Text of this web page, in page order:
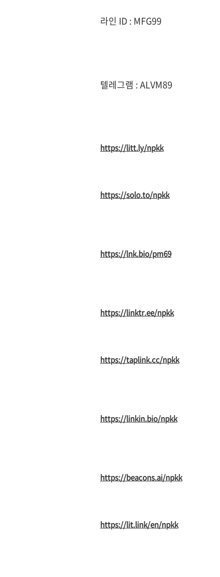
라인 ID : MFG99
텔레그램 : ALVM89
https://litt.ly/npkk
https://solo.to/npkk
https://lnk.bio/pm69
https://linktr.ee/npkk
https://taplink.cc/npkk
https://linkin.bio/npkk
https://beacons.ai/npkk
https://lit.link/en/npkk